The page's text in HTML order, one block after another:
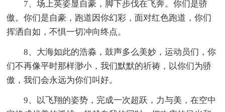
7、场上英姿显自豪，脚下步伐在飞奔。你们是骄
傲。你们是自豪，跑道因你幻彩，面对红色跑道，你们
挥洒自如，不惧一切冲向终点。
8、大海如此的浩淼，鼓声多么美妙，运动员们，你
们不再像平时那样渺小，我们默默的祈祷，以你们为骄
傲，我们会永远为你们叫好。
9、以飞翔的姿势，完成一次超跃，力与美，在空中